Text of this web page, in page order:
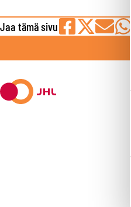
Jaa tämä sivu